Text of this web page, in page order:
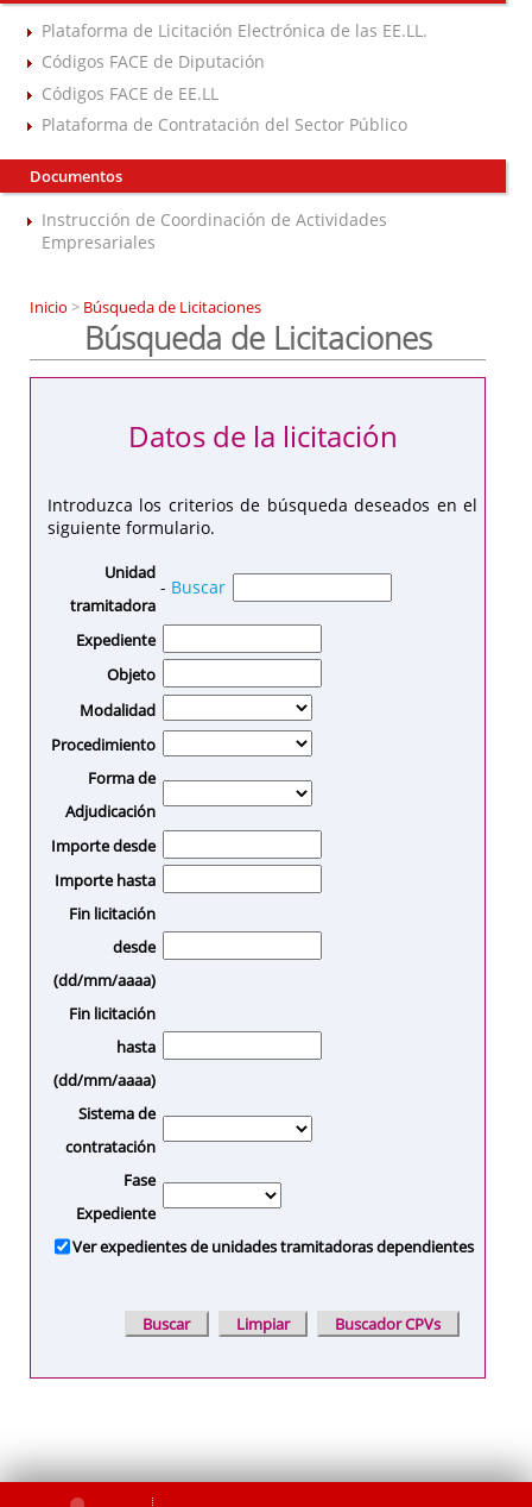
Plataforma de Licitación Electrónica de las EE.LL.
Códigos FACE de Diputación
Códigos FACE de EE.LL
Plataforma de Contratación del Sector Público
Documentos
Instrucción de Coordinación de Actividades
Empresariales
Inicio > Búsqueda de Licitaciones
Búsqueda de Licitaciones
Introduzca los criterios de búsqueda deseados en el
siguiente formulario.
Datos de la licitación
Unidad
tramitadora
- Buscar
Expediente
Objeto
Modalidad
Procedimiento
Forma de
Adjudicación
Importe desde
Importe hasta
Fin licitación
desde
(dd/mm/aaaa)
Fin licitación
hasta
(dd/mm/aaaa)
Sistema de
contratación
Fase
Expediente
Ver expedientes de unidades tramitadoras dependientes